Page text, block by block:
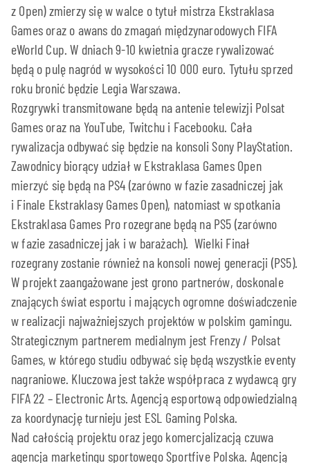
z Open) zmierzy się w walce o tytuł mistrza Ekstraklasa
Games oraz o awans do zmagań międzynarodowych FIFA
eWorld Cup. W dniach 9-10 kwietnia gracze rywalizować
będą o pulę nagród w wysokości 10 000 euro. Tytułu sprzed
roku bronić będzie Legia Warszawa.
Rozgrywki transmitowane będą na antenie telewizji Polsat
Games oraz na YouTube, Twitchu i Facebooku. Cała
rywalizacja odbywać się będzie na konsoli Sony PlayStation.
Zawodnicy biorący udział w Ekstraklasa Games Open
mierzyć się będą na PS4 (zarówno w fazie zasadniczej jak
i Finale Ekstraklasy Games Open), natomiast w spotkania
Ekstraklasa Games Pro rozegrane będą na PS5 (zarówno
w fazie zasadniczej jak i w barażach). Wielki Finał
rozegrany zostanie również na konsoli nowej generacji (PS5).
W projekt zaangażowane jest grono partnerów, doskonale
znających świat esportu i mających ogromne doświadczenie
w realizacji najważniejszych projektów w polskim gamingu.
Strategicznym partnerem medialnym jest Frenzy / Polsat
Games, w którego studiu odbywać się będą wszystkie eventy
nagraniowe. Kluczowa jest także współpraca z wydawcą gry
FIFA 22 – Electronic Arts. Agencją esportową odpowiedzialną
za koordynację turnieju jest ESL Gaming Polska.
Nad całością projektu oraz jego komercjalizacją czuwa
agencja marketingu sportowego Sportfive Polska. Agencją